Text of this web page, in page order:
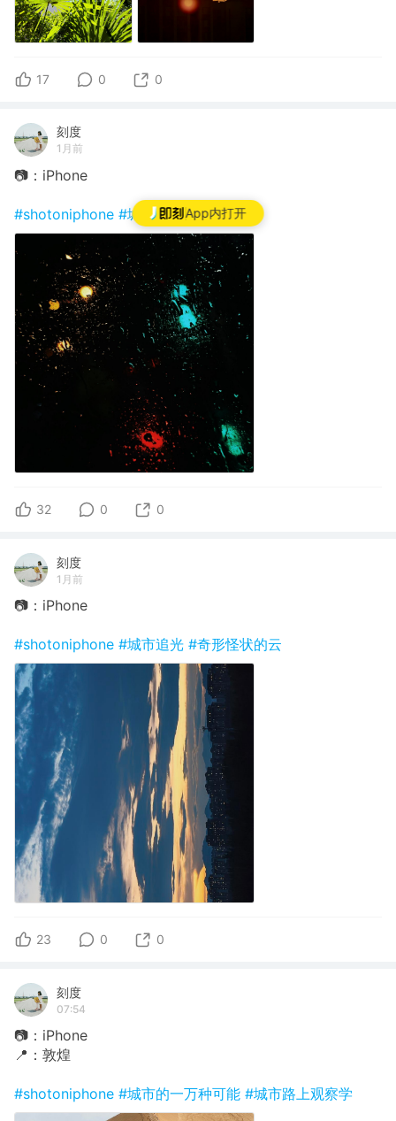
App内打开
17 0 0
刻度
1月前
📷：iPhone
#shotoniphone #城市追光
32 0 0
刻度
1月前
📷：iPhone
#shotoniphone #城市追光 #奇形怪状的云
23 0 0
刻度
07:54
📷：iPhone
📍：敦煌
#shotoniphone #城市的一万种可能 #城市路上观察学